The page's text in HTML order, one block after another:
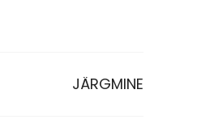
JÄRGMINE